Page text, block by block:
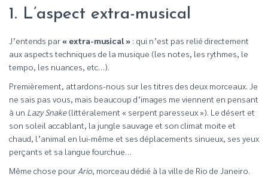
1. L’aspect extra-musical
J’entends par« extra-musical » : qui n’est pas relié directement
aux aspects techniques de la musique (les notes, les rythmes, le
tempo, les nuances, etc…).
Premièrement, attardons-nous sur les titres des deux morceaux. Je
ne sais pas vous, mais beaucoup d’images me viennent en pensant
à un Lazy Snake(littéralement « serpent paresseux »). Le désert et
son soleil accablant, la jungle sauvage et son climat moite et
chaud, l’animal en lui-même et ses déplacements sinueux, ses yeux
perçants et sa langue fourchue…
Même chose pour Ario, morceau dédié à la ville de Rio de Janeiro.